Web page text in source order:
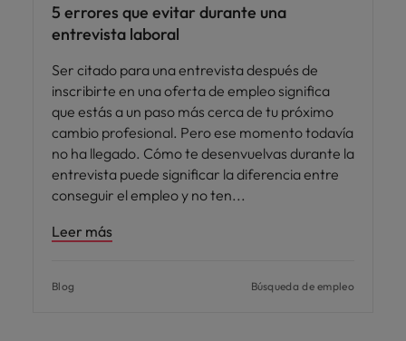
5 errores que evitar durante una
entrevista laboral
Ser citado para una entrevista después de
inscribirte en una oferta de empleo significa
que estás a un paso más cerca de tu próximo
cambio profesional. Pero ese momento todavía
no ha llegado. Cómo te desenvuelvas durante la
entrevista puede significar la diferencia entre
conseguir el empleo y no ten
Leer más
Blog Búsqueda de empleo